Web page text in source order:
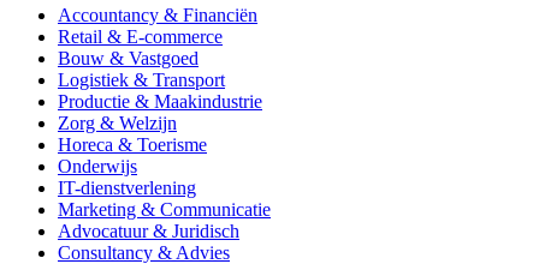
Accountancy & Financiën
Retail & E-commerce
Bouw & Vastgoed
Logistiek & Transport
Productie & Maakindustrie
Zorg & Welzijn
Horeca & Toerisme
Onderwijs
IT-dienstverlening
Marketing & Communicatie
Advocatuur & Juridisch
Consultancy & Advies